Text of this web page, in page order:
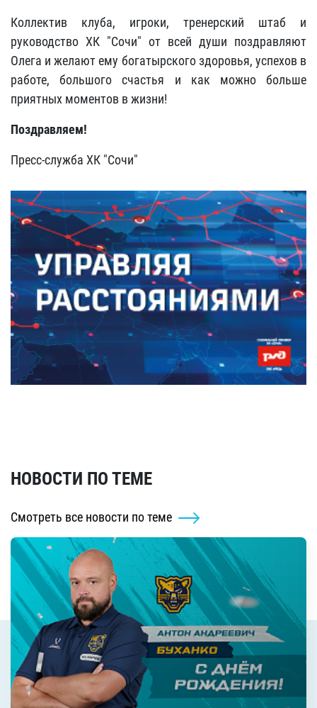
Коллектив клуба, игроки, тренерский штаб и
руководство ХК "Сочи" от всей души поздравляют
Олега и желают ему богатырского здоровья, успехов в
работе, большого счастья и как можно больше
приятных моментов в жизни!
Поздравляем!
Пресс-служба ХК "Сочи"
НОВОСТИ ПО ТЕМЕ
Смотреть все новости по теме